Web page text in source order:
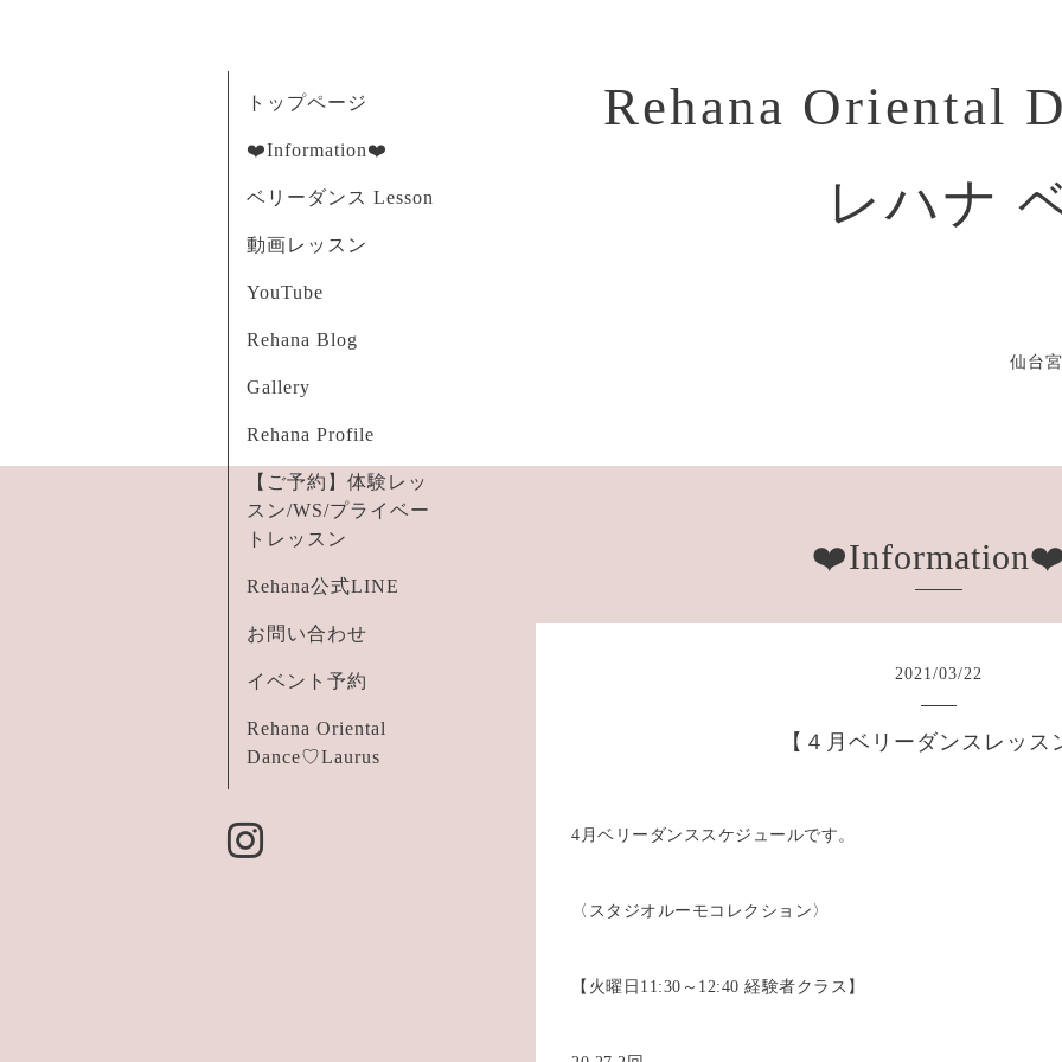
Rehana Oriental
レハナ
仙台
トップページ
❤️Information❤️
ベリーダンス Lesson
動画レッスン
YouTube
Rehana Blog
Gallery
Rehana Profile
【ご予約】体験レッ
スン/WS/プライベー
トレッスン
Rehana公式LINE
お問い合わせ
イベント予約
Rehana Oriental
Dance♡Laurus
2021/03/22
【４月ベリーダンスレッス
4月ベリーダンススケジュールです。
〈スタジオルーモコレクション〉
【火曜日11:30～12:40 経験者クラス】